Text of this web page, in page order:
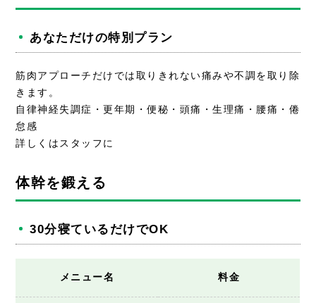
あなただけの特別プラン
筋肉アプローチだけでは取りきれない痛みや不調を取り除
きます。
自律神経失調症・更年期・便秘・頭痛・生理痛・腰痛・倦
怠感
詳しくはスタッフに
体幹を鍛える
30分寝ているだけでOK
メニュー名 料金